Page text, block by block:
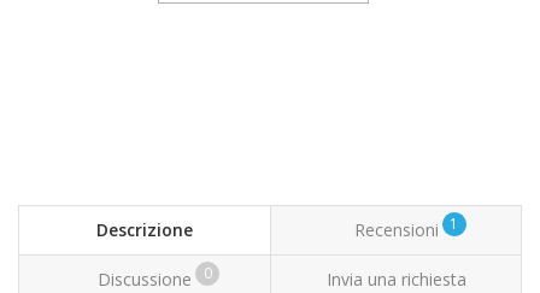
Descrizione Recensioni 1
Discussione 0 Invia una richiesta